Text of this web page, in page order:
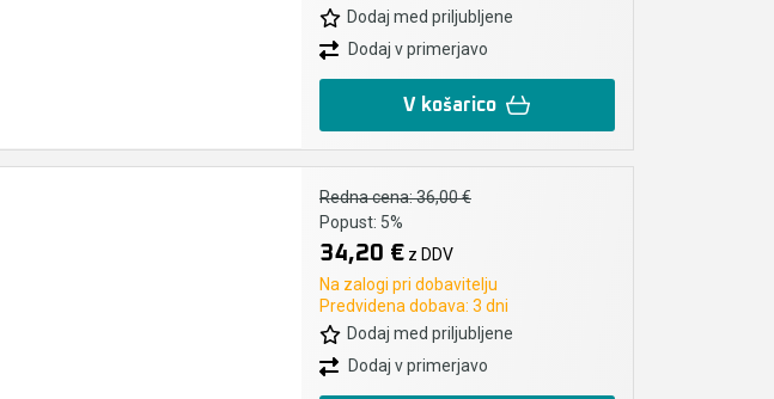
Dodaj med priljubljene
Dodaj v primerjavo
V košarico
Redna cena:36,00 €
Popust: 5%
34,20 €z DDV
Na zalogi pri dobavitelju
Predvidena dobava: 3 dni
Dodaj med priljubljene
Dodaj v primerjavo